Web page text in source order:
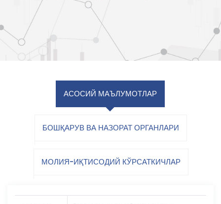
АСОСИЙ МАЪЛУМОТЛАР
БОШҚАРУВ ВА НАЗОРАТ ОРГАНЛАРИ
МОЛИЯ-ИҚТИСОДИЙ КЎРСАТКИЧЛАР